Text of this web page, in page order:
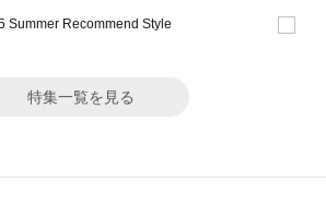
特集一覧を見る